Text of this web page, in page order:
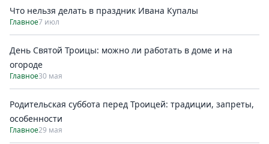
Что нельзя делать в праздник Ивана Купалы
Главное7 июл
День Святой Троицы: можно ли работать в доме и на
огороде
Главное30 мая
Родительская суббота перед Троицей: традиции, запреты,
особенности
Главное29 мая